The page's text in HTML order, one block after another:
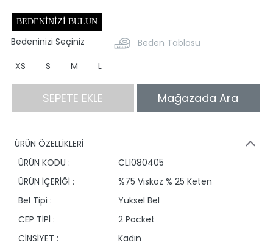
BEDENINIZI BULUN
Bedeninizi Seçiniz
Beden Tablosu
XS
S M L
SEPETE EKLE Mağazada Ara
ÜRÜN ÖZELLİKLERİ
ÜRÜN KODU :
CL1080405
ÜRÜN İÇERİĞİ :
%75 Viskoz % 25 Keten
Bel Tipi :
Yüksel Bel
CEP TİPİ :
2 Pocket
CİNSİYET :
Kadın